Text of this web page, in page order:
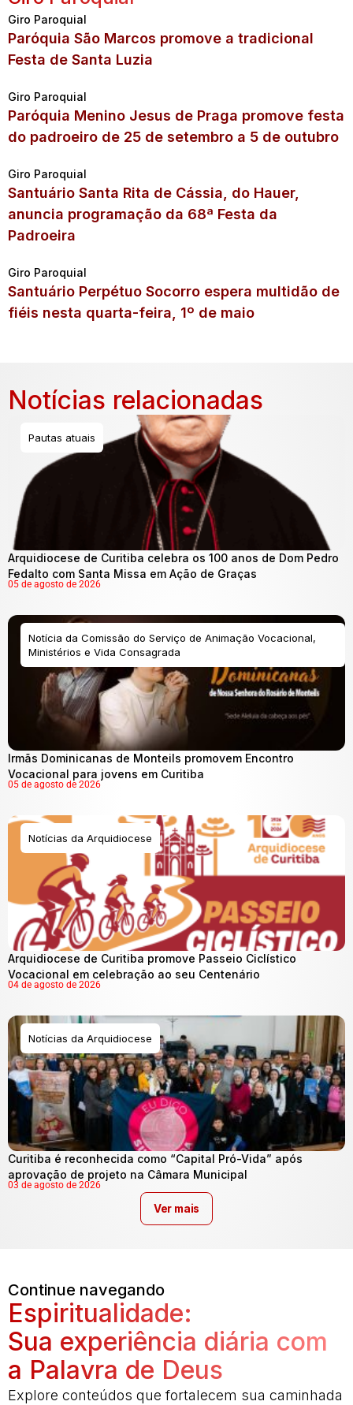
Giro Paroquial
Paróquia São Marcos promove a tradicional
Festa de Santa Luzia
Giro Paroquial
Paróquia Menino Jesus de Praga promove festa
do padroeiro de 25 de setembro a 5 de outubro
Giro Paroquial
Santuário Santa Rita de Cássia, do Hauer,
anuncia programação da 68ª Festa da
Padroeira
Giro Paroquial
Santuário Perpétuo Socorro espera multidão de
fiéis nesta quarta-feira, 1º de maio
Notícias relacionadas
Pautas atuais
Arquidiocese de Curitiba celebra os 100 anos de Dom Pedro
Fedalto com Santa Missa em Ação de Graças
05 de agosto de 2026
Notícia da Comissão do Serviço de Animação Vocacional,
Ministérios e Vida Consagrada
Irmãs Dominicanas de Monteils promovem Encontro
Vocacional para jovens em Curitiba
05 de agosto de 2026
Notícias da Arquidiocese
Arquidiocese de Curitiba promove Passeio Ciclístico
Vocacional em celebração ao seu Centenário
04 de agosto de 2026
Notícias da Arquidiocese
Curitiba é reconhecida como “Capital Pró-Vida” após
aprovação de projeto na Câmara Municipal
03 de agosto de 2026
Ver mais
Continue navegando
Espiritualidade:
Sua experiência diária com
a Palavra de Deus
Explore conteúdos que fortalecem sua caminhada